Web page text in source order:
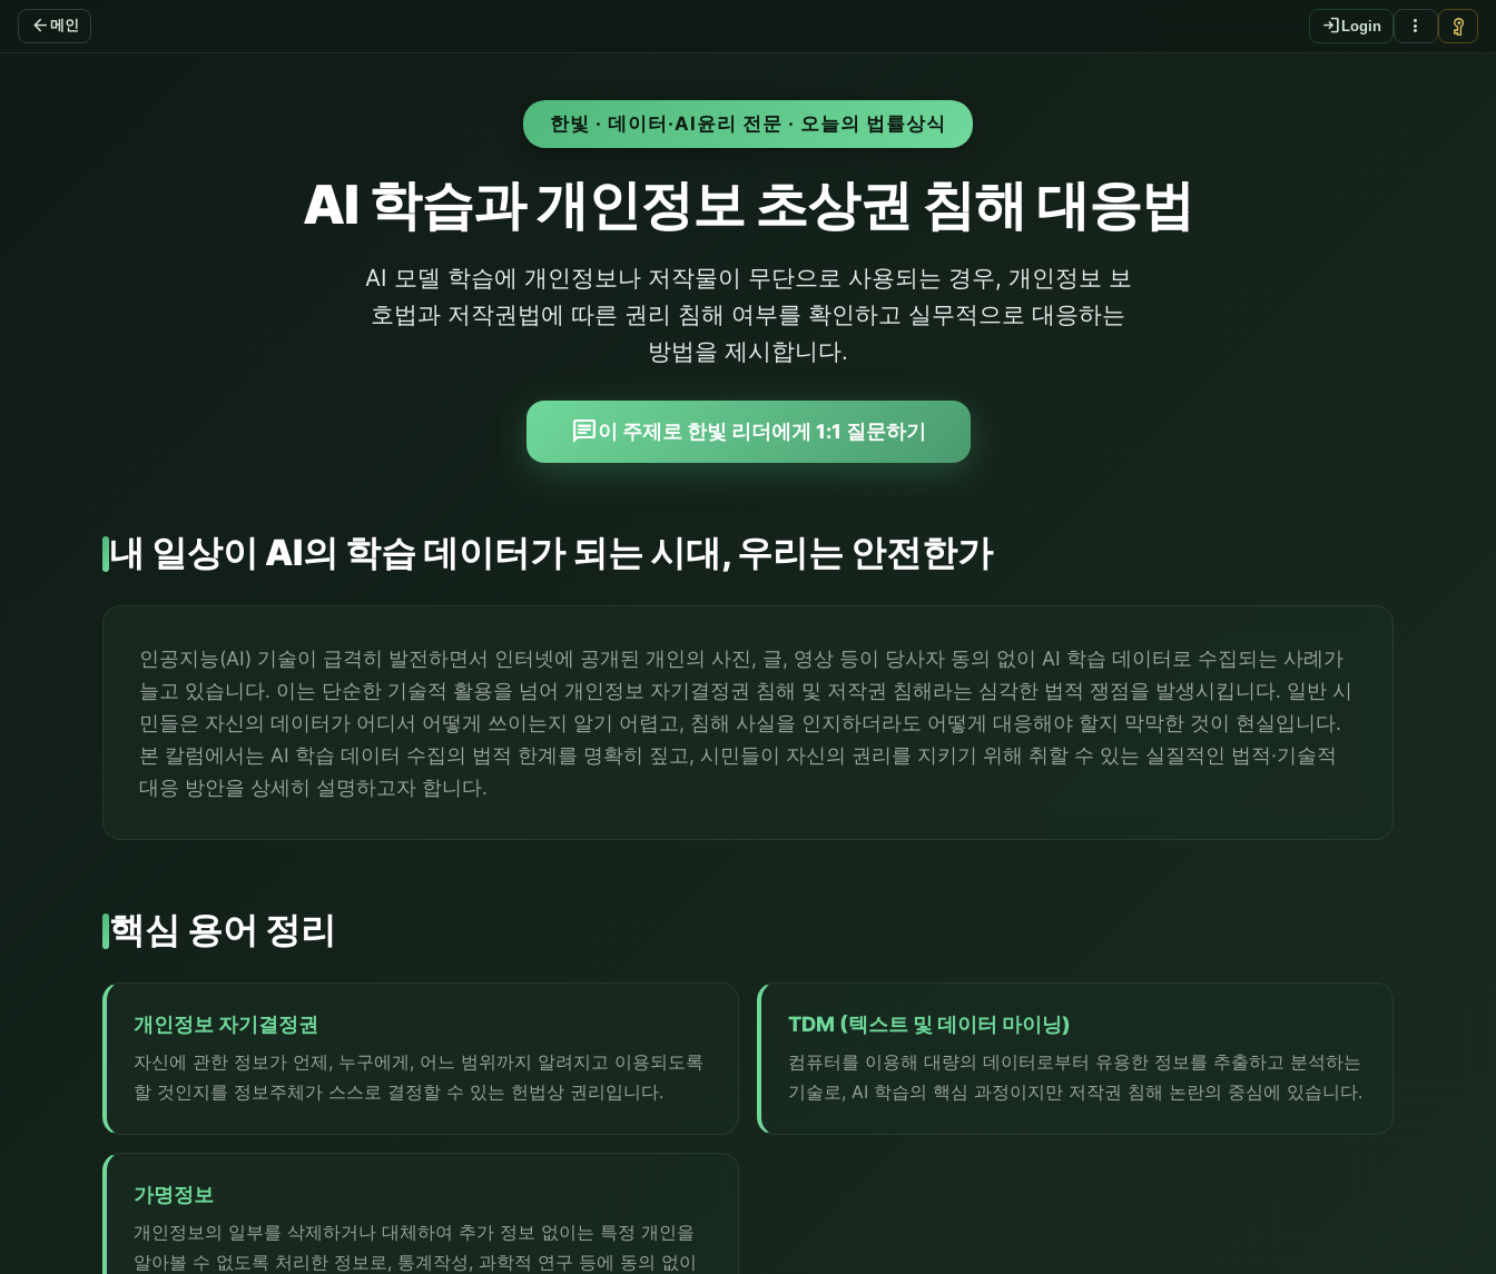
arrow_back 메인 login Login more_vert vpn_key
한빛 · 데이터·AI윤리 전문 · 오늘의 법률상식
AI 학습과 개인정보 초상권 침해 대응법
AI 모델 학습에 개인정보나 저작물이 무단으로 사용되는 경우, 개인정보 보
호법과 저작권법에 따른 권리 침해 여부를 확인하고 실무적으로 대응하는
방법을 제시합니다.
chat이 주제로 한빛 리더에게 1:1 질문하기
내 일상이 AI의 학습 데이터가 되는 시대, 우리는 안전한가
인공지능(AI) 기술이 급격히 발전하면서 인터넷에 공개된 개인의 사진, 글, 영상 등이 당사자 동의 없이 AI 학습 데이터로 수집되는 사례가
늘고 있습니다. 이는 단순한 기술적 활용을 넘어 개인정보 자기결정권 침해 및 저작권 침해라는 심각한 법적 쟁점을 발생시킵니다. 일반 시
민들은 자신의 데이터가 어디서 어떻게 쓰이는지 알기 어렵고, 침해 사실을 인지하더라도 어떻게 대응해야 할지 막막한 것이 현실입니다.
본 칼럼에서는 AI 학습 데이터 수집의 법적 한계를 명확히 짚고, 시민들이 자신의 권리를 지키기 위해 취할 수 있는 실질적인 법적·기술적
대응 방안을 상세히 설명하고자 합니다.
핵심 용어 정리
개인정보 자기결정권
자신에 관한 정보가 언제, 누구에게, 어느 범위까지 알려지고 이용되도록
할 것인지를 정보주체가 스스로 결정할 수 있는 헌법상 권리입니다.
TDM (텍스트 및 데이터 마이닝)
컴퓨터를 이용해 대량의 데이터로부터 유용한 정보를 추출하고 분석하는
기술로, AI 학습의 핵심 과정이지만 저작권 침해 논란의 중심에 있습니다.
가명정보
개인정보의 일부를 삭제하거나 대체하여 추가 정보 없이는 특정 개인을
알아볼 수 없도록 처리한 정보로, 통계작성, 과학적 연구 등에 동의 없이